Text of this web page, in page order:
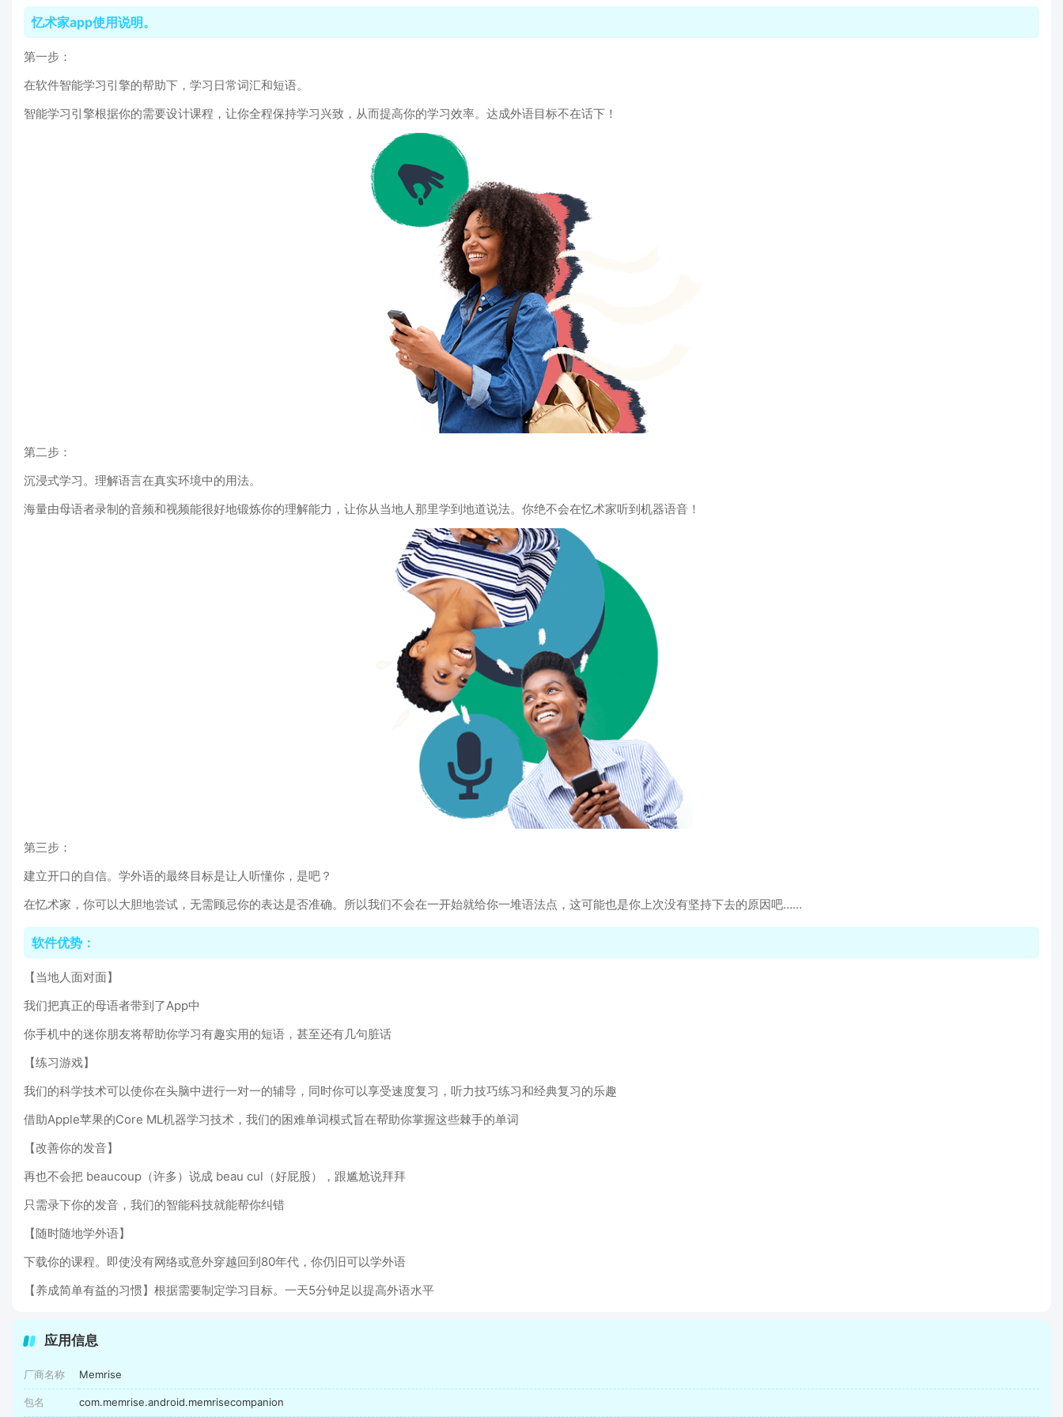
忆术家app使用说明。
第一步：
在软件智能学习引擎的帮助下，学习日常词汇和短语。
智能学习引擎根据你的需要设计课程，让你全程保持学习兴致，从而提高你的学习效率。达成外语目标不在话下！
第二步：
沉浸式学习。理解语言在真实环境中的用法。
海量由母语者录制的音频和视频能很好地锻炼你的理解能力，让你从当地人那里学到地道说法。你绝不会在忆术家听到机器语音！
第三步：
建立开口的自信。学外语的最终目标是让人听懂你，是吧？
在忆术家，你可以大胆地尝试，无需顾忌你的表达是否准确。所以我们不会在一开始就给你一堆语法点，这可能也是你上次没有坚持下去的原因吧……
软件优势：
【当地人面对面】
我们把真正的母语者带到了App中
你手机中的迷你朋友将帮助你学习有趣实用的短语，甚至还有几句脏话
【练习游戏】
我们的科学技术可以使你在头脑中进行一对一的辅导，同时你可以享受速度复习，听力技巧练习和经典复习的乐趣
借助Apple苹果的Core ML机器学习技术，我们的困难单词模式旨在帮助你掌握这些棘手的单词
【改善你的发音】
再也不会把 beaucoup（许多）说成 beau cul（好屁股），跟尴尬说拜拜
只需录下你的发音，我们的智能科技就能帮你纠错
【随时随地学外语】
下载你的课程。即使没有网络或意外穿越回到80年代，你仍旧可以学外语
【养成简单有益的习惯】根据需要制定学习目标。一天5分钟足以提高外语水平
应用信息
厂商名称 Memrise
包名 com.memrise.android.memrisecompanion